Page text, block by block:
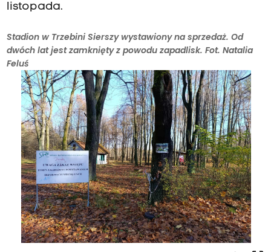
listopada.
Stadion w Trzebini Sierszy wystawiony na sprzedaż. Od
dwóch lat jest zamknięty z powodu zapadlisk. Fot. Natalia
Feluś